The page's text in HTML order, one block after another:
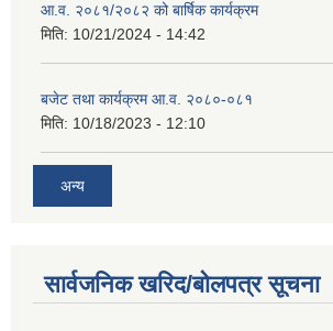
आ.व. २०८१/२०८२ को बार्षिक कार्यक्रम
मिति: 10/21/2024 - 14:42
बजेट तथा कार्यक्रम आ.व. २०८०-०८१
मिति: 10/18/2023 - 12:10
अन्य
सार्वजनिक खरिद/बोलपत्र सूचना